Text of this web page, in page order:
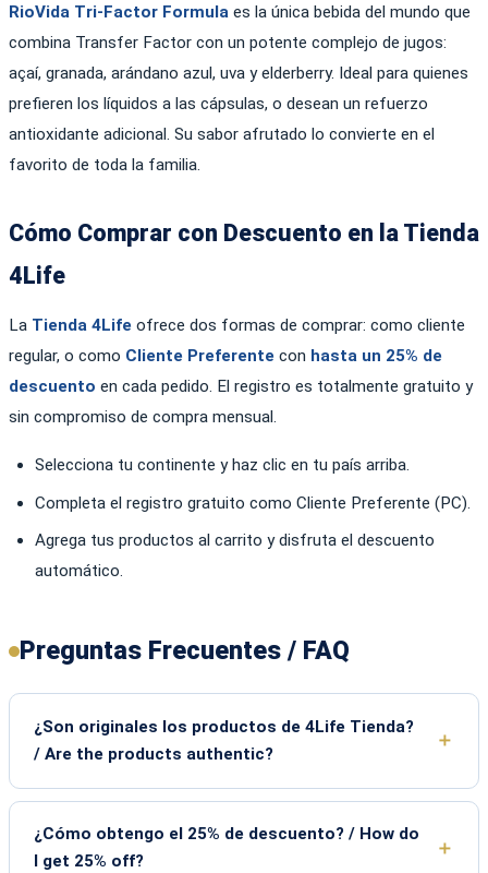
RioVida Tri-Factor Formula es la única bebida del mundo que
combina Transfer Factor con un potente complejo de jugos:
açaí, granada, arándano azul, uva y elderberry. Ideal para quienes
prefieren los líquidos a las cápsulas, o desean un refuerzo
antioxidante adicional. Su sabor afrutado lo convierte en el
favorito de toda la familia.
Cómo Comprar con Descuento en la Tienda
4Life
La Tienda 4Life ofrece dos formas de comprar: como cliente
regular, o como Cliente Preferente con hasta un 25% de
descuento en cada pedido. El registro es totalmente gratuito y
sin compromiso de compra mensual.
Selecciona tu continente y haz clic en tu país arriba.
Completa el registro gratuito como Cliente Preferente (PC).
Agrega tus productos al carrito y disfruta el descuento
automático.
Preguntas Frecuentes / FAQ
¿Son originales los productos de 4Life Tienda?
/ Are the products authentic?
¿Cómo obtengo el 25% de descuento? / How do
I get 25% off?